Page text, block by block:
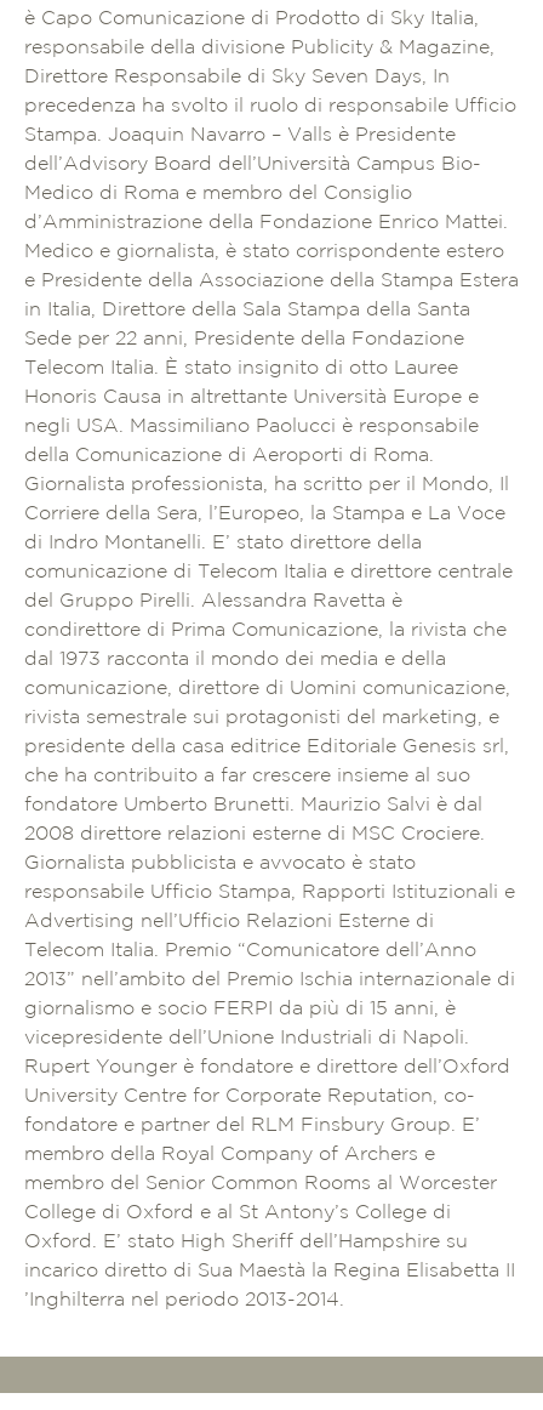
è Capo Comunicazione di Prodotto di Sky Italia,
responsabile della divisione Publicity & Magazine,
Direttore Responsabile di Sky Seven Days, In
precedenza ha svolto il ruolo di responsabile Ufficio
Stampa. Joaquin Navarro – Valls è Presidente
dell’Advisory Board dell’Università Campus Bio-
Medico di Roma e membro del Consiglio
d’Amministrazione della Fondazione Enrico Mattei.
Medico e giornalista, è stato corrispondente estero
e Presidente della Associazione della Stampa Estera
in Italia, Direttore della Sala Stampa della Santa
Sede per 22 anni, Presidente della Fondazione
Telecom Italia. È stato insignito di otto Lauree
Honoris Causa in altrettante Università Europe e
negli USA. Massimiliano Paolucci è responsabile
della Comunicazione di Aeroporti di Roma.
Giornalista professionista, ha scritto per il Mondo, Il
Corriere della Sera, l’Europeo, la Stampa e La Voce
di Indro Montanelli. E’ stato direttore della
comunicazione di Telecom Italia e direttore centrale
del Gruppo Pirelli. Alessandra Ravetta è
condirettore di Prima Comunicazione, la rivista che
dal 1973 racconta il mondo dei media e della
comunicazione, direttore di Uomini comunicazione,
rivista semestrale sui protagonisti del marketing, e
presidente della casa editrice Editoriale Genesis srl,
che ha contribuito a far crescere insieme al suo
fondatore Umberto Brunetti. Maurizio Salvi è dal
2008 direttore relazioni esterne di MSC Crociere.
Giornalista pubblicista e avvocato è stato
responsabile Ufficio Stampa, Rapporti Istituzionali e
Advertising nell’Ufficio Relazioni Esterne di
Telecom Italia. Premio “Comunicatore dell’Anno
2013” nell’ambito del Premio Ischia internazionale di
giornalismo e socio FERPI da più di 15 anni, è
vicepresidente dell’Unione Industriali di Napoli.
Rupert Younger è fondatore e direttore dell’Oxford
University Centre for Corporate Reputation, co-
fondatore e partner del RLM Finsbury Group. E’
membro della Royal Company of Archers e
membro del Senior Common Rooms al Worcester
College di Oxford e al St Antony’s College di
Oxford. E’ stato High Sheriff dell’Hampshire su
incarico diretto di Sua Maestà la Regina Elisabetta II
’Inghilterra nel periodo 2013-2014.